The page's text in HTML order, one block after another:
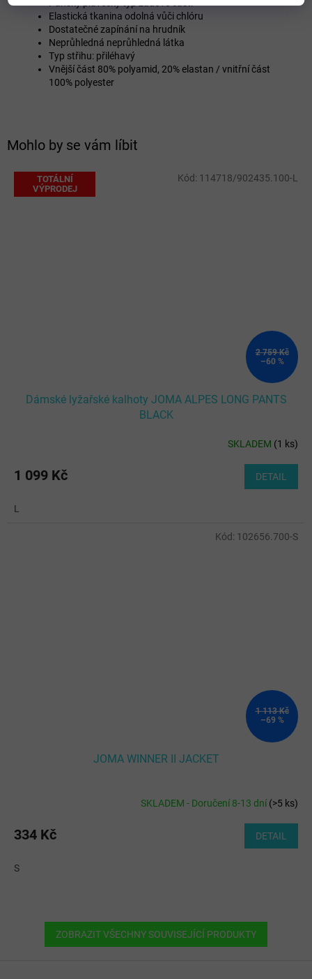
Mohlo by se vám líbit
TOTÁLNÍ
VÝPRODEJ
2 759 Kč
–60 %
Dámské lyžařské kalhoty JOMA ALPES LONG PANTS
BLACK
SKLADEM (1 ks)
1 099 Kč DETAIL
L
Kód: 114718/902435.100-L
1 113 Kč
–69 %
JOMA WINNER II JACKET
SKLADEM - Doručení 8-13 dní(>5 ks)
334 Kč DETAIL
S
Kód: 102656.700-S
ZOBRAZIT VŠECHNY SOUVISEJÍCÍ PRODUKTY
Pánský plavecký typ zádové části
Elastická tkanina odolná vůči chlóru
Dostatečné zapínání na hrudník
Neprůhledná neprůhledná látka
Typ střihu: přiléhavý
Vnější část 80% polyamid, 20% elastan / vnitřní část
100% polyester